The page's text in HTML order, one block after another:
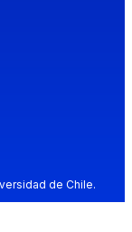
de Chile.